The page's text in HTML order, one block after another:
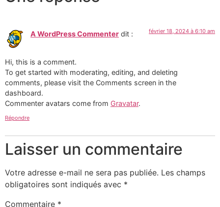
A WordPress Commenter dit : février 18, 2024 à 6:10 am
Hi, this is a comment.
To get started with moderating, editing, and deleting
comments, please visit the Comments screen in the
dashboard.
Commenter avatars come from Gravatar.
Répondre
Laisser un commentaire
Votre adresse e-mail ne sera pas publiée. Les champs
obligatoires sont indiqués avec *
Commentaire *